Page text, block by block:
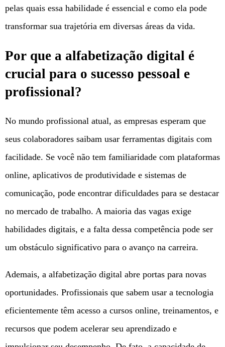
pelas quais essa habilidade é essencial e como ela pode
transformar sua trajetória em diversas áreas da vida.
Por que a alfabetização digital é
crucial para o sucesso pessoal e
profissional?
No mundo profissional atual, as empresas esperam que
seus colaboradores saibam usar ferramentas digitais com
facilidade. Se você não tem familiaridade com plataformas
online, aplicativos de produtividade e sistemas de
comunicação, pode encontrar dificuldades para se destacar
no mercado de trabalho. A maioria das vagas exige
habilidades digitais, e a falta dessa competência pode ser
um obstáculo significativo para o avanço na carreira.
Ademais, a alfabetização digital abre portas para novas
oportunidades. Profissionais que sabem usar a tecnologia
eficientemente têm acesso a cursos online, treinamentos, e
recursos que podem acelerar seu aprendizado e